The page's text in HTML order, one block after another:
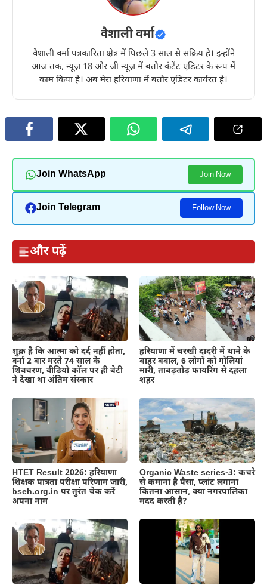
वैशाली वर्मा
वैशाली वर्मा पत्रकारिता क्षेत्र में पिछले 3 साल से सक्रिय है। इन्होंने
आज तक, न्यूज़ 18 और जी न्यूज़ में बतौर कंटेंट एडिटर के रूप में
काम किया है। अब मेरा हरियाणा में बतौर एडिटर कार्यरत है।
Join WhatsApp Join Now
Join Telegram Follow Now
और पढ़ें
शुक्र है कि आत्मा को दर्द नहीं होता,
वर्ना 2 बार मरते 74 साल के
शिवचरण, वीडियो कॉल पर ही बेटी
ने देखा था अंतिम संस्कार
हरियाणा में चरखी दादरी में थाने के
बाहर बवाल, 6 लोगों को गोलियां
मारी, ताबड़तोड़ फायरिंग से दहला
शहर
HTET Result 2026: हरियाणा
शिक्षक पात्रता परीक्षा परिणाम जारी,
bseh.org.in पर तुरंत चेक करें
अपना नाम
Organic Waste series-3: कचरे
से कमाना है पैसा, प्लांट लगाना
कितना आसान, क्या नगरपालिका
मदद करती है?